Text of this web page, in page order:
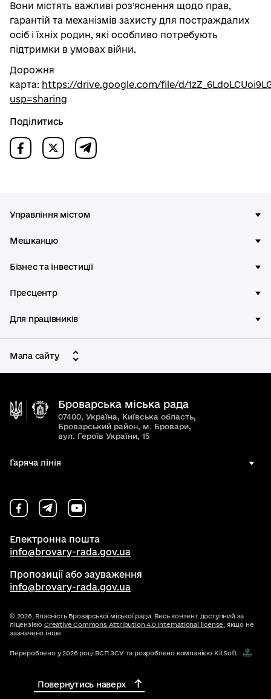
Вони містять важливі роз’яснення щодо прав,
гарантій та механізмів захисту для постраждалих
осіб і їхніх родин, які особливо потребують
підтримки в умовах війни.
Дорожня
карта: https://drive.google.com/file/d/
usp=sharing
Поділитись
Управління містом
Мешканцю
Бізнес та інвестиції
Пресцентр
Для працівників
Мапа сайту
Броварська міська рада
07400, Україна, Київська область,
Броварський район, м. Бровари,
вул. Героїв України, 15
Гаряча лінія
Електронна пошта
info@brovary-rada.gov.ua
Пропозиції або зауваження
info@brovary-rada.gov.ua
© 2026, Власність Броварської міської ради. Весь контент доступний за
ліцензією Creative Commons Attribution 4.0 International license , якщо не
зазначено інше
Перероблено у 2026 році ВСП ЗСУ та розроблено компанією KitSoft
Повернутись наверх